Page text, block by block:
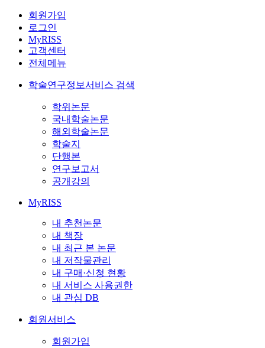
회원가입
로그인
MyRISS
고객센터
전체메뉴
학술연구정보서비스 검색
학위논문
국내학술논문
해외학술논문
학술지
단행본
연구보고서
공개강의
MyRISS
내 추천논문
내 책장
내 최근 본 논문
내 저작물관리
내 구매·신청 현황
내 서비스 사용권한
내 관심 DB
회원서비스
회원가입